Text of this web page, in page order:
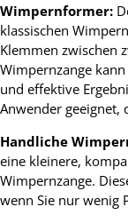
Wimpernformer:
klassischen
Klemmen zwischen
Wimpernzange
und effektive
Anwender geeignet,
Handliche
eine kleinere,
Wimpernzange.
wenn Sie nur wenig